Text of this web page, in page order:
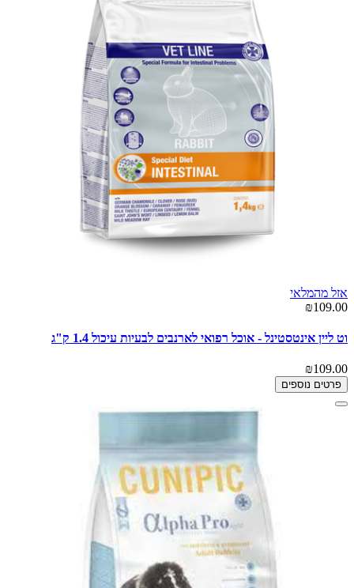
אזל מהמלאי
₪109.00
וט ליין אינטסטינל - אוכל רפואי לארנבים לבעיות עיכול 1.4 ק"ג
₪109.00
פרטים נוספים